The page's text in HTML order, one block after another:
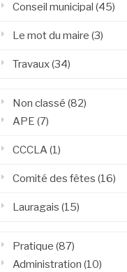
Conseil municipal (45)
Le mot du maire (3)
Travaux(34)
Non classé (82)
APE (7)
CCCLA(1)
Comité des fêtes (16)
Lauragais (15)
Pratique (87)
Administration (10)